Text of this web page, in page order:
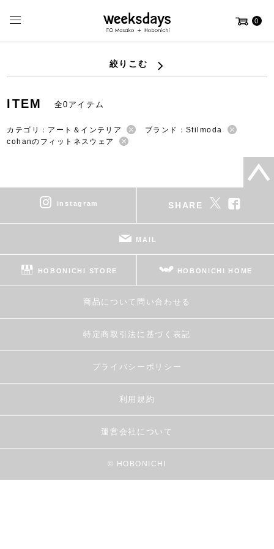
0
絞りこむ
ITEM 全0アイテム
カテゴリ：アート＆インテリア
ブランド：Stilmoda
cohanのフィットネスウェア
instagram SHARE
MAIL
HOBONICHI STORE HOBONICHI HOME
商品について問い合わせる
特定商取引法に基づく表記
プライバシーポリシー
利用規約
運営会社について
© HOBONICHI